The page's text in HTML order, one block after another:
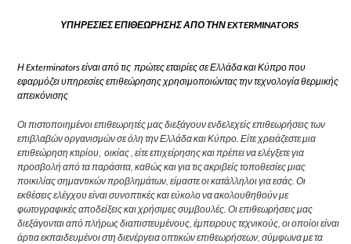
ΥΠΗΡΕΣΙΕΣ ΕΠΙΘΕΩΡΗΣΗΣ ΑΠΟ ΤΗΝ EXTERMINATORS
Η Exterminators είναι από τις πρώτες εταιρίες σε Ελλάδα και Κύπρο που
εφαρμόζει υπηρεσίες επιθεώρησης χρησιμοποιώντας την τεχνολογία θερμικής
απεικόνισης
Οι πιστοποιημένοι επιθεωρητές μας διεξάγουν ενδελεχείς επιθεωρήσεις των
επιβλαβών οργανισμών σε όλη την Ελλάδα και Κύπρο. Είτε χρειάζεστε μια
επιθεώρηση κτιρίου, οικίας , είτε επιχείρησης και πρέπει να ελέγξετε για
προσβολή από τα παράσιτα, καθώς και για τις ακριβείς τοποθεσίες μιας
ποικιλίας σημαντικών προβλημάτων, είμαστε οι κατάλληλοι για εσάς. Οι
εκθέσεις ελέγχου είναι συνοπτικές και εύκολο να ακολουθηθούν με
φωτογραφικές αποδείξεις και χρήσιμες συμβουλές. Οι επιθεωρήσεις μας
διεξάγονται από πλήρως διαπιστευμένους, έμπειρους τεχνικούς, οι οποίοι είναι
άρτια εκπαιδευμένοι στη διενέργεια οπτικών επιθεωρήσεων, σύμφωνα με τα